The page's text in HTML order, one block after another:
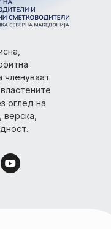
членуваат
оглед на